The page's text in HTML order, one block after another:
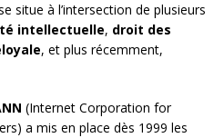
situe à l’intersection de plusieurs
intellectuelle, droit des
, et plus récemment,
(Internet Corporation for
a mis en place dès 1999 les